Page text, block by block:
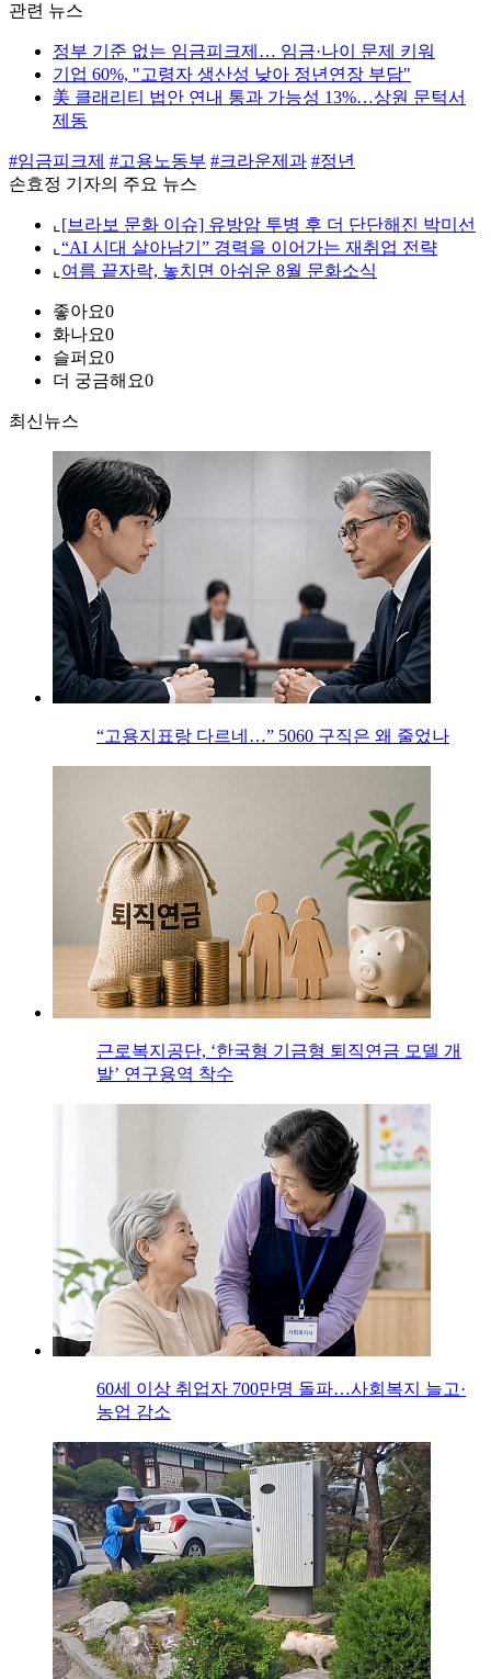
관련 뉴스
정부 기준 없는 임금피크제… 임금·나이 문제 키워
기업 60%, "고령자 생산성 낮아 정년연장 부담"
美 클래리티 법안 연내 통과 가능성 13%…상원 문턱서
제동
#임금피크제 #고용노동부 #크라운제과 #정년
손효정 기자의 주요 뉴스
⌞ [브라보 문화 이슈] 유방암 투병 후 더 단단해진 박미선
⌞ “AI 시대 살아남기” 경력을 이어가는 재취업 전략
⌞ 여름 끝자락, 놓치면 아쉬운 8월 문화소식
좋아요0
화나요0
슬퍼요0
더 궁금해요0
최신뉴스
“고용지표랑 다르네…” 5060 구직은 왜 줄었나
근로복지공단, ‘한국형 기금형 퇴직연금 모델 개
발’ 연구용역 착수
60세 이상 취업자 700만명 돌파…사회복지 늘고·
농업 감소